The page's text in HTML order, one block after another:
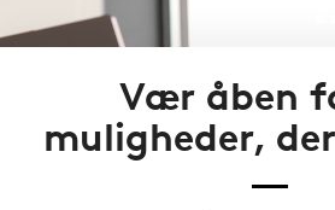
©
Vær åben
muligheder,